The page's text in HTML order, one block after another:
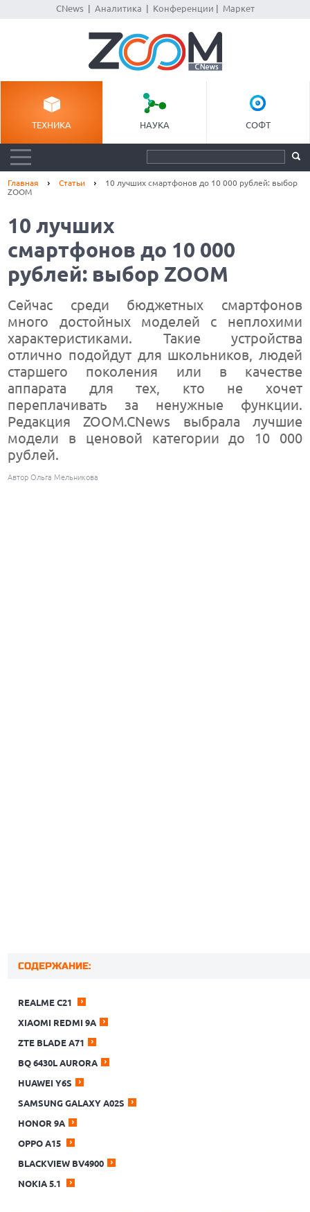
CNews| Аналитика Конференции Маркет
ТЕХНИКА НАУКА СОФТ
Главная Статьи
10 лучших смартфонов до 10 000 рублей: выбор
ZOOM
10 лучших
смартфонов до 10 000
рублей: выбор ZOOM
Сейчас среди бюджетных смартфонов
много достойных моделей с неплохими
характеристиками. Такие устройства
отлично подойдут для школьников, людей
старшего поколения или в качестве
аппарата для тех, кто не хочет
переплачивать за ненужные функции.
Редакция ZOOM.CNews выбрала лучшие
модели в ценовой категории до 10 000
рублей.
Автор Ольга Мельникова
СОДЕРЖАНИЕ:
REALME C21
XIAOMI REDMI 9A
ZTE BLADE A71
BQ 6430L AURORA
HUAWEI Y6S
SAMSUNG GALAXY A02S
HONOR 9А
OPPO A15
BLACKVIEW BV4900
NOKIA 5.1